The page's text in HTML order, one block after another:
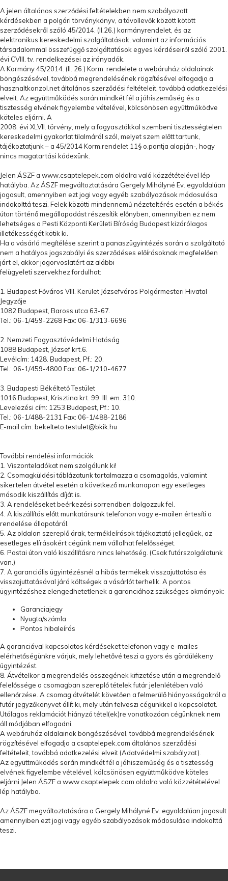
A jelen általános szerződési feltételekben nem szabályozott
kérdésekben a polgári törvénykönyv, a távollevők között kötött
szerződésekről szóló 45/2014. (II.26.) kormányrendelet, és az
elektronikus kereskedelmi szolgáltatások, valamint az információs
társadalommal összefüggő szolgáltatások egyes kérdéseiről szóló 2001.
évi CVIII. tv. rendelkezései az irányadók.
A Kormány 45/2014. (II. 26.) Korm. rendelete a webáruház oldalainak
böngészésével, továbbá megrendelésének rögzítésével elfogadja a
hasznaltkonzol.net általános szerződési feltételeit, továbbá adatkezelési
elveit. Az együttműködés során mindkét fél a jóhiszeműség és a
tisztesség elvének figyelembe vételével, kölcsönösen együttműködve
köteles eljárni. A
2008. évi XLVII. törvény, mely a fogyasztókkal szembeni tisztességtelen
kereskedelmi gyakorlat tilalmáról szól, melyet szem előtt tartunk,
tájékoztatjunk – a 45/2014 Korm.rendelet 11§ o.pontja alapján-, hogy
nincs magatartási kódexünk.
Jelen ÁSZF a www. csaptelepek.com oldalra való közzétételével lép
hatályba. Az ÁSZF megváltoztatására Gergely Mihályné Ev. egyoldalúan
jogosult, amennyiben ezt jogi vagy egyéb szabályozások módosulása
indokolttá teszi. Felek közötti mindennemű nézeteltérés esetén a békés
úton történő megállapodást részesítik előnyben, amennyiben ez nem
lehetséges a Pesti Központi Kerületi Bíróság Budapest kizárólagos
illetékességét kötik ki.
Ha a vásárló megítélése szerint a panaszügyintézés során a szolgáltató
nem a hatályos jogszabályi és szerződéses előírásoknak megfelelően
járt el, akkor jogorvoslatért az alábbi
felügyeleti szervekhez fordulhat:
1. Budapest Főváros VIII. Kerület Józsefváros Polgármesteri Hivatal
Jegyzője
1082 Budapest, Baross utca 63-67.
Tel.: 06-1/459-2268 Fax: 06-1/313-6696
2. Nemzeti Fogyasztóvédelmi Hatóság
1088 Budapest, József krt.6.
Levélcím: 1428. Budapest, Pf.: 20.
Tel.: 06-1/459-4800 Fax: 06-1/210-4677
3. Budapesti Békéltető Testület
1016 Budapest, Krisztina krt. 99. III. em. 310.
Levelezési cím: 1253 Budapest, Pf.: 10.
Tel.: 06-1/488-2131 Fax: 06-1/488-2186
E-mail cím: bekelteto.testulet@bkik.hu
További rendelési információk
1. Viszonteladókat nem szolgálunk ki!
2. Csomagküldési táblázatunk tartalmazza a csomagolás, valamint
sikertelen átvétel esetén a következő munkanapon egy esetleges
második kiszállítás díját is.
3. A rendeléseket beérkezési sorrendben dolgozzuk fel.
4. A kiszállítás előtt munkatársunk telefonon vagy e-mailen értesíti a
rendelése állapotáról.
5. Az oldalon szereplő árak, termékleírások tájékoztató jellegűek, az
esetleges elírásokért cégünk nem vállalhat felelősséget.
6. Postai úton való kiszállításra nincs lehetőség. (Csak futárszolgálatunk
van.)
7. A garanciális ügyintézésnél a hibás termékek visszajuttatása és
visszajuttatásával járó költségek a vásárlót terhelik. A pontos
ügyintézéshez elengedhetetlenek a garanciához szükséges okmányok:
Garanciajegy
Nyugta/számla
Pontos hibaleírás
A garanciával kapcsolatos kérdéseket telefonon vagy e-mailes
elérhetőségünkre várjuk, mely lehetővé teszi a gyors és gördülékeny
ügyintézést.
8. Átvételkor a megrendelés összegének kifizetése után a megrendelő
felelőssége a csomagban szereplő tételek futár jelenlétében való
ellenőrzése. A csomag átvételét követően a felmerülő hiányosságokról a
futár jegyzőkönyvet állít ki, mely után felveszi cégünkkel a kapcsolatot.
Utólagos reklamációt hiányzó tétel(ek)re vonatkozóan cégünknek nem
áll módjában elfogadni.
A webáruház oldalainak böngészésével, továbbá megrendelésének
rögzítésével elfogadja a csaptelepek.com általános szerződési
feltételeit, továbbá adatkezelési elveit (Adatvédelmi szabályzat).
Az együttműködés során mindkét fél a jóhiszeműség és a tisztesség
elvének figyelembe vételével, kölcsönösen együttműködve köteles
eljárni.Jelen ÁSZF a www. csaptelepek.com oldalra való közzétételével
lép hatályba.
Az ÁSZF megváltoztatására a Gergely Mihályné Ev. egyoldalúan jogosult
amennyiben ezt jogi vagy egyéb szabályozások módosulása indokolttá
teszi.